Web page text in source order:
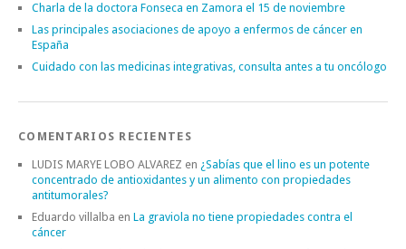
Charla de la doctora Fonseca en Zamora el 15 de noviembre
Las principales asociaciones de apoyo a enfermos de cáncer en
España
Cuidado con las medicinas integrativas, consulta antes a tu oncólogo
COMENTARIOS RECIENTES
LUDIS MARYE LOBO ALVAREZ en ¿Sabías que el lino es un potente
concentrado de antioxidantes y un alimento con propiedades
antitumorales?
Eduardo villalba en La graviola no tiene propiedades contra el
cáncer